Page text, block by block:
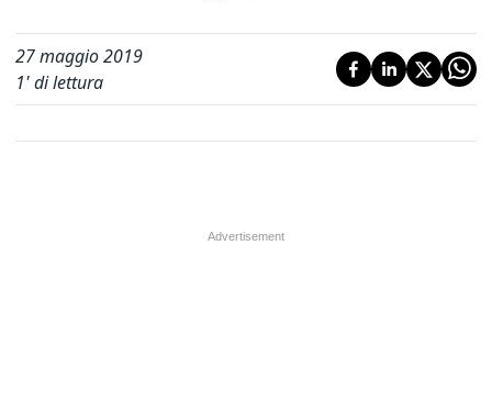
27 maggio 2019
1' di lettura